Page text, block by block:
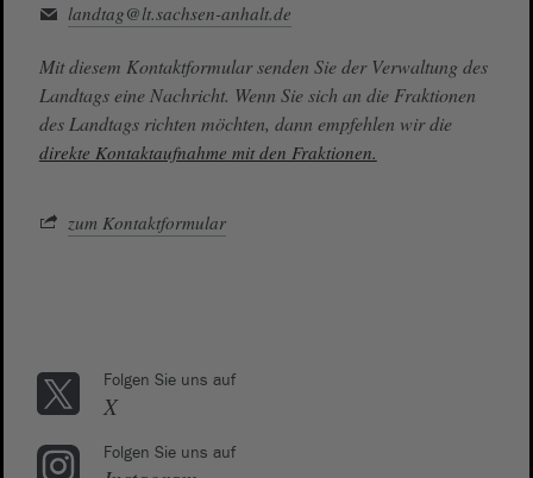
landtag@lt.sachsen-anhalt.de
Mit diesem Kontaktformular senden Sie der Verwaltung des
Landtags eine Nachricht. Wenn Sie sich an die Fraktionen
des Landtags richten möchten, dann empfehlen wir die
direkte Kontaktaufnahme mit den Fraktionen.
zum Kontaktformular
Folgen Sie uns auf
X
Folgen Sie uns auf